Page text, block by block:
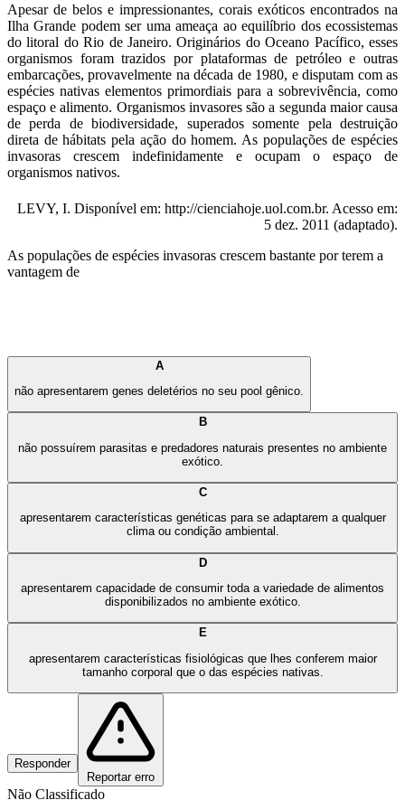
Apesar de belos e impressionantes, corais exóticos encontrados na
Ilha Grande podem ser uma ameaça ao equilíbrio dos ecossistemas
do litoral do Rio de Janeiro. Originários do Oceano Pacífico, esses
organismos foram trazidos por plataformas de petróleo e outras
embarcações, provavelmente na década de 1980, e disputam com as
espécies nativas elementos primordiais para a sobrevivência, como
espaço e alimento. Organismos invasores são a segunda maior causa
de perda de biodiversidade, superados somente pela destruição
direta de hábitats pela ação do homem. As populações de espécies
invasoras crescem indefinidamente e ocupam o espaço de
organismos nativos.
LEVY, I. Disponível em: http://cienciahoje.uol.com.br. Acesso em:
5 dez. 2011 (adaptado).
As populações de espécies invasoras crescem bastante por terem a
vantagem de
A
não apresentarem genes deletérios no seu pool gênico.
B
não possuírem parasitas e predadores naturais presentes no ambiente
exótico.
C
apresentarem características genéticas para se adaptarem a qualquer
clima ou condição ambiental.
D
apresentarem capacidade de consumir toda a variedade de alimentos
disponibilizados no ambiente exótico.
E
apresentarem características fisiológicas que lhes conferem maior
tamanho corporal que o das espécies nativas.
Responder
Reportar erro
Não Classificado